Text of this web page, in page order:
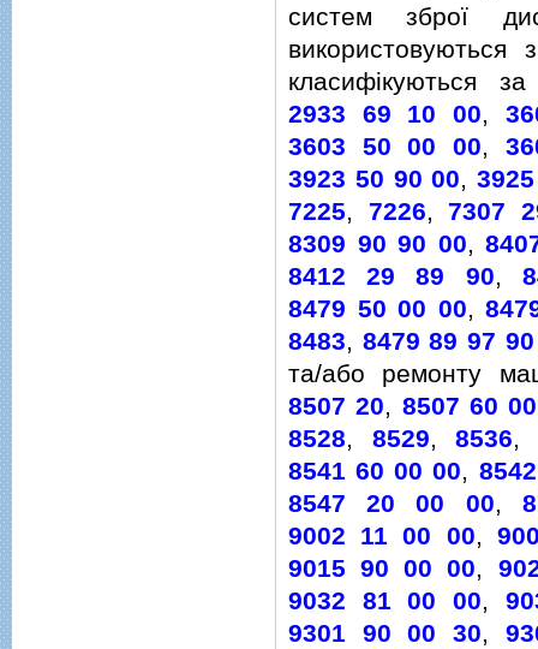
систем зброї
класифiкуються
2933 69 10 00,
3603 50 00 00,
3923 50 90 00,
7225, 7226,7307
8309 90 90 00,
8412 29 89 90,
8479 50 00 00,
8483, 8479 89 97 90
та/або ремонту
8507 20, 8507 60
8528, 8529,8536
8541 60 00 00, 8542
8547 20 00 00,
9002 11 00 00,
9015 90 00 00,
9032 81 00 00,
9301 90 00 30,